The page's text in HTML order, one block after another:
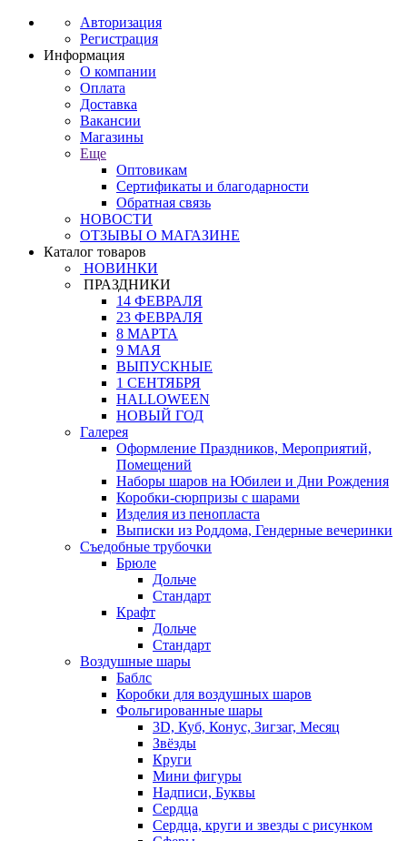
Авторизация
Регистрация
Информация
О компании
Оплата
Доставка
Вакансии
Магазины
Еще
Оптовикам
Сертификаты и благодарности
Обратная связь
НОВОСТИ
ОТЗЫВЫ О МАГАЗИНЕ
Каталог товаров
НОВИНКИ
ПРАЗДНИКИ
14 ФЕВРАЛЯ
23 ФЕВРАЛЯ
8 МАРТА
9 МАЯ
ВЫПУСКНЫЕ
1 СЕНТЯБРЯ
HALLOWEEN
НОВЫЙ ГОД
Галерея
Оформление Праздников, Мероприятий,
Помещений
Наборы шаров на Юбилеи и Дни Рождения
Коробки-сюрпризы с шарами
Изделия из пенопласта
Выписки из Роддома, Гендерные вечеринки
Съедобные трубочки
Брюле
Дольче
Стандарт
Крафт
Дольче
Стандарт
Воздушные шары
Баблс
Коробки для воздушных шаров
Фольгированные шары
3D, Куб, Конус, Зигзаг, Месяц
Звёзды
Круги
Мини фигуры
Надписи, Буквы
Сердца
Сердца, круги и звезды с рисунком